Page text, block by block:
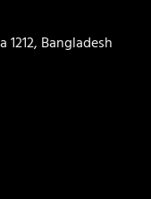
1212, Bangladesh